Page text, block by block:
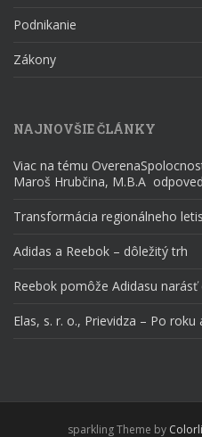
Podnikanie
Zákony
NAJNOVŠIE ČLÁNKY
Viac na tému
Maroš Hrubčina, M.B.A
Transformácia regionálneho
Adidas a Reebok – dôležitý trh
Reebok pomôže Adidasu
Elas, s. r. o., Prievidza – Po roku
sparkling Theme by